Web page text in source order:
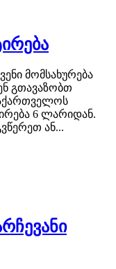
მომსახურება
გთავაზობთ
6 ლარიდან.
ან...